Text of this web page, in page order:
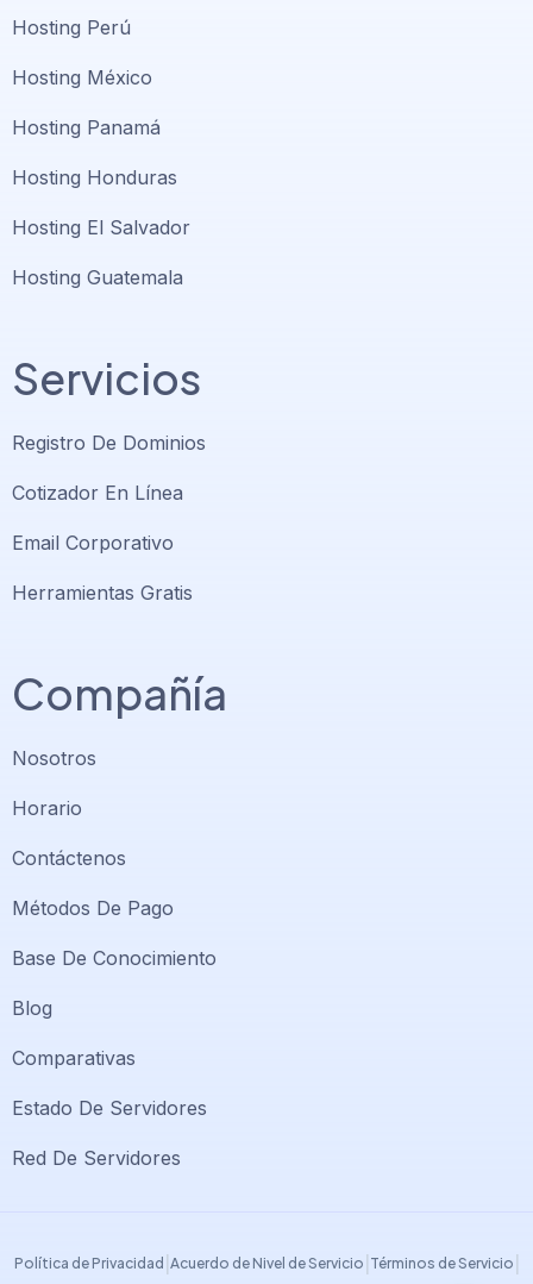
Hosting Perú
Hosting México
Hosting Panamá
Hosting Honduras
Hosting El Salvador
Hosting Guatemala
Servicios
Registro De Dominios
Cotizador En Línea
Email Corporativo
Herramientas Gratis
Compañía
Nosotros
Horario
Contáctenos
Métodos De Pago
Base De Conocimiento
Blog
Comparativas
Estado De Servidores
Red De Servidores
Política de Privacidad |Acuerdo de Nivel de Servicio | Términos de Servicio |